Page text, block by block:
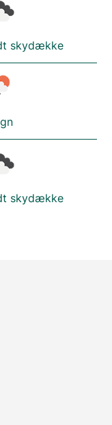
skydække
skydække